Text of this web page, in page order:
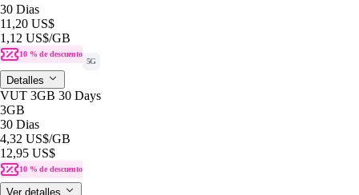
30 Dias
11,20 US$
1,12 US$/GB
10 % de descuento
5G
Detalles
VUT 3GB 30 Days
3GB
30 Dias
4,32 US$/GB
12,95 US$
10 % de descuento
Ver detalles